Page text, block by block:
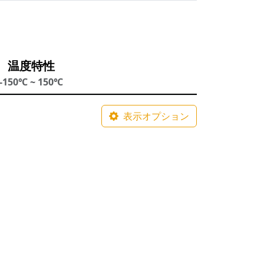
温度特性
-150℃ ~ 150℃
表示オプション